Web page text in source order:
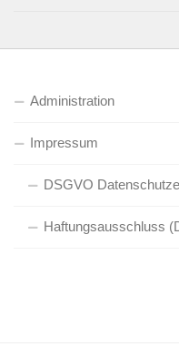
Administration
Impressum
DSGVO
Haftungsausschluss